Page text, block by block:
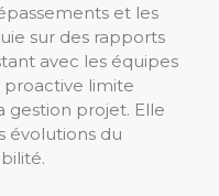
et les
sur des rapports
avec les équipes
proactive limite
gestion projet. Elle
évolutions du